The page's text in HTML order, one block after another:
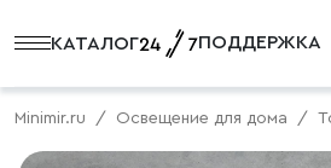
КАТАЛОГ ПОДДЕРЖКА
Minimir.ru Освещение для дома